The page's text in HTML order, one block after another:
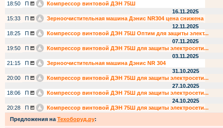
18:50
П
Компрессор винтовой ДЭН 75Ш
16.11.2025
15:33
П
Зерноочистительная машина Дэнис NR304 цена снижена
12.11.2025
18:25
П
Компрессор винтовой ДЭН 75Ш Оптим для защиты элект...
07.11.2025
19:50
П
Компрессор винтовой ДЭН 75Ш для защиты электросети...
03.11.2025
21:15
П
Зерноочистительная машина Дэнис NR 304
31.10.2025
20:00
П
Компрессор винтовой ДЭН 75Ш для защиты электросети...
27.10.2025
18:06
П
Компрессор винтовой ДЭН 75Ш для защиты электросети...
24.10.2025
20:28
П
Компрессор винтовой ДЭН 75Ш для защиты электросети...
Предложения на Техоборуд.ру: